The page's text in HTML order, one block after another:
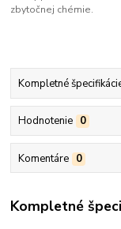
zbytočnej chémie.
Kompletné
Hodnotenie 0
Komentáre 0
Kompletné